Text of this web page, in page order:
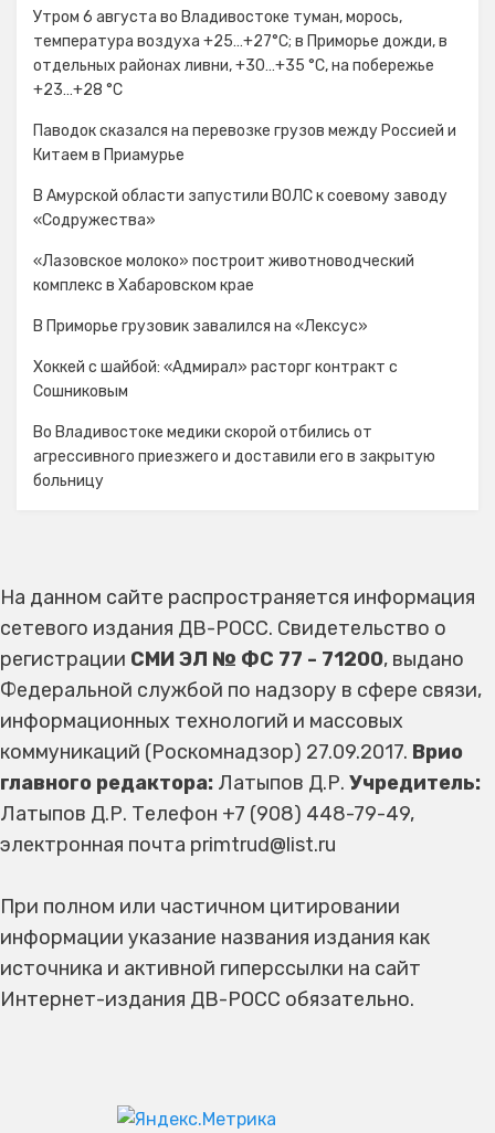
Утром 6 августа во Владивостоке туман, морось,
температура воздуха +25…+27°С; в Приморье дожди, в
отдельных районах ливни, +30…+35 °C, на побережье
+23…+28 °C
Паводок сказался на перевозке грузов между Россией и
Китаем в Приамурье
В Амурской области запустили ВОЛС к соевому заводу
«Содружества»
«Лазовское молоко» построит животноводческий
комплекс в Хабаровском крае
В Приморье грузовик завалился на «Лексус»
Хоккей с шайбой: «Адмирал» расторг контракт с
Сошниковым
Во Владивостоке медики скорой отбились от
агрессивного приезжего и доставили его в закрытую
больницу
На данном сайте распространяется информация
сетевого издания ДВ-РОСС. Свидетельство о
регистрации СМИ ЭЛ № ФС 77 - 71200, выдано
Федеральной службой по надзору в сфере связи,
информационных технологий и массовых
коммуникаций (Роскомнадзор) 27.09.2017. Врио
главного редактора: Латыпов Д.Р. Учредитель:
Латыпов Д.Р. Телефон +7 (908) 448-79-49,
электронная почта primtrud@list.ru
При полном или частичном цитировании
информации указание названия издания как
источника и активной гиперссылки на сайт
Интернет-издания ДВ-РОСС обязательно.